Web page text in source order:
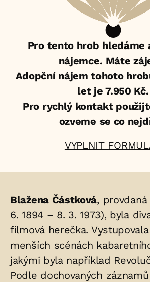
Pro tento hrob hledáme
nájemce. Máte
Adopční nájem tohoto
let je 7.950 Kč.
Pro rychlý kontakt
ozveme se co
VYPLNIT
Životopis
osoby/osob
uložených
v
hrobu:
Blažena Částková, provdaná
6. 1894 – 8. 3. 1973), byla
filmová herečka.
menších scénách
jakými byla například
Podle dochovaných